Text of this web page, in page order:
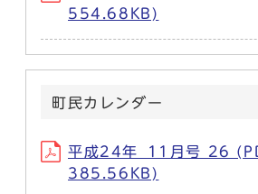
554.68KB)
町民カレンダー
平成24年_11月号 26
385.56KB)